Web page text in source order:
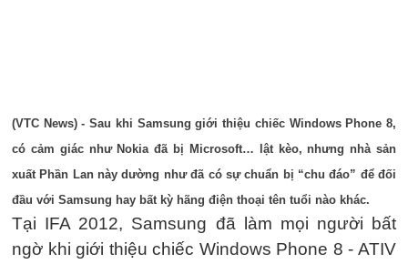
(VTC News) - Sau khi Samsung giới thiệu chiếc Windows Phone 8,
có cảm giác như Nokia đã bị Microsoft… lật kèo, nhưng nhà sản
xuất Phần Lan này dường như đã có sự chuẩn bị “chu đáo” để đối
đầu với Samsung hay bất kỳ hãng điện thoại tên tuổi nào khác.
Tại IFA 2012, Samsung đã làm mọi người bất
ngờ khi giới thiệu chiếc Windows Phone 8 - ATIV